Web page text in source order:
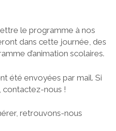
le programme à nos
dans cette journée, des
d’animation scolaires.
été envoyées par mail. Si
contactez-nous !
retrouvons-nous